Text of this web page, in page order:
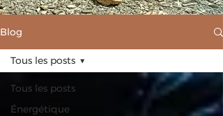
Blog
Tous les posts
Énergétique
Tous les posts